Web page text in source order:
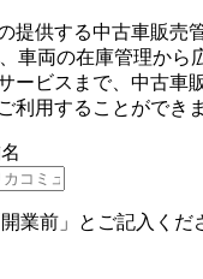
提供する中古車販売
、車両の在庫管理から
ービスまで、中古車
利用することができま
業前」とご記入くだ